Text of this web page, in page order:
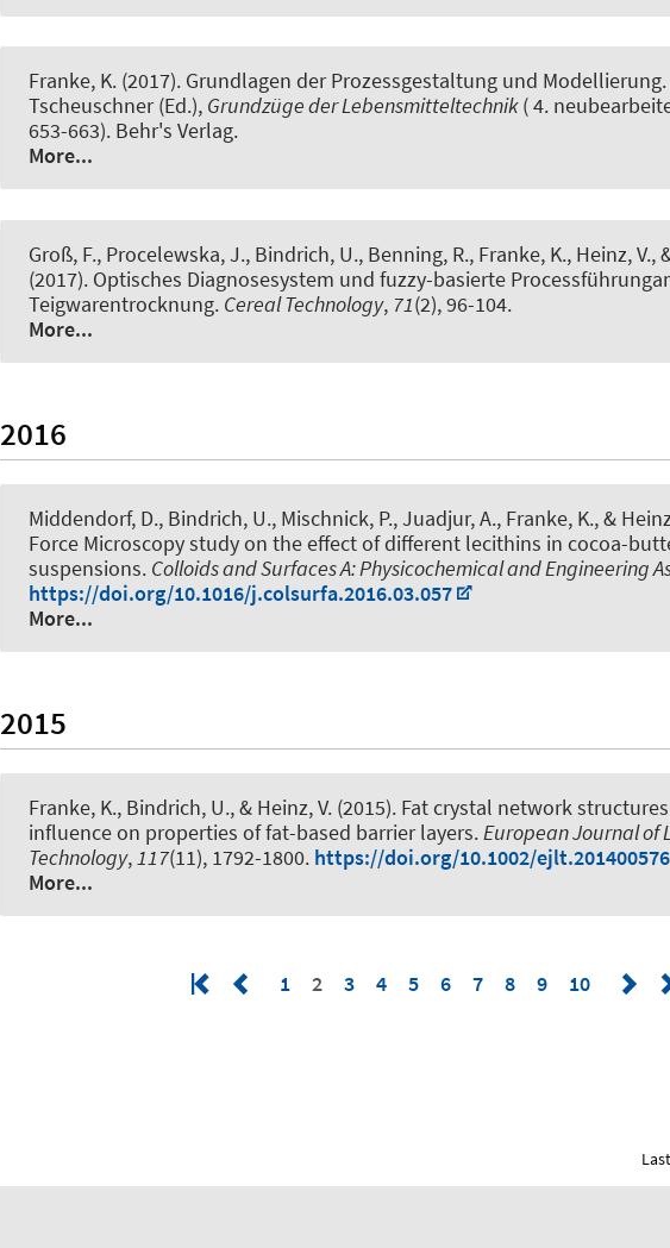
Franke, K. (2017). Grundlagen der Prozessgestaltung und Modellierung
Tscheuschner (Ed.), Grundzüge der Lebensmitteltechnik( 4.
653-663). Behr's Verlag.
More...
Groß, F., Procelewska, J., Bindrich, U., Benning, R., Franke, K., Heinz, V.,
(2017). Optisches Diagnosesystem und fuzzy-basierte
Teigwarentrocknung. Cereal Technology, 71(2), 96-104.
More...
2016
Middendorf, D., Bindrich, U., Mischnick, P., Juadjur, A., Franke, K., &
Force Microscopy study on the effect of different lecithins in cocoa-
suspensions. Colloids and Surfaces A: Physicochemical and Engineering
https://doi.org/10.1016/j.colsurfa.2016.03.057
More...
2015
Franke, K., Bindrich, U., & Heinz, V. (2015). Fat crystal network
influence on properties of fat-based barrier layers.European Journal of
Technology,117(11), 1792-1800. https://doi.org/10.1002/ejlt.201400576
More...
1 2 3 4 5 6 7 8 9 10